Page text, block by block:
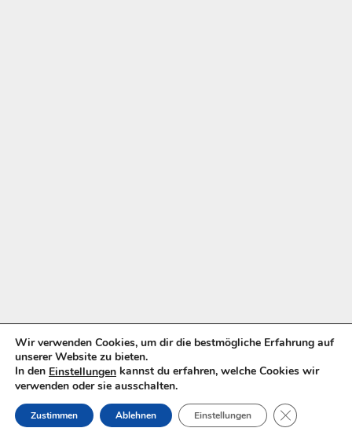
Wir verwenden Cookies, um dir die bestmögliche Erfahrung auf
unserer Website zu bieten.
In den Einstellungen kannst du erfahren, welche Cookies wir
verwenden oder sie ausschalten.
Zustimmen Ablehnen Einstellungen GDPR